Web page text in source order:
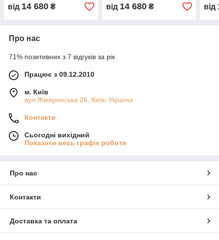
від 14 680 ₴ від 14 680₴ від
Про нас
71% позитивних з 7 відгуків за рік
Працює з 09.12.2010
м. Київ
вул.Жмеринська 26, Київ, Україна
Контакти
Сьогодні вихідний
Показати весь графік роботи
Про нас
Контакти
Доставка та оплата